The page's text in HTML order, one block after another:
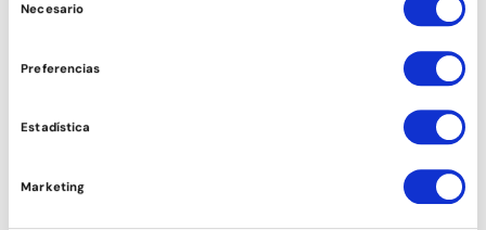
de
Necesario
Preferencias
Estadística
Marketing